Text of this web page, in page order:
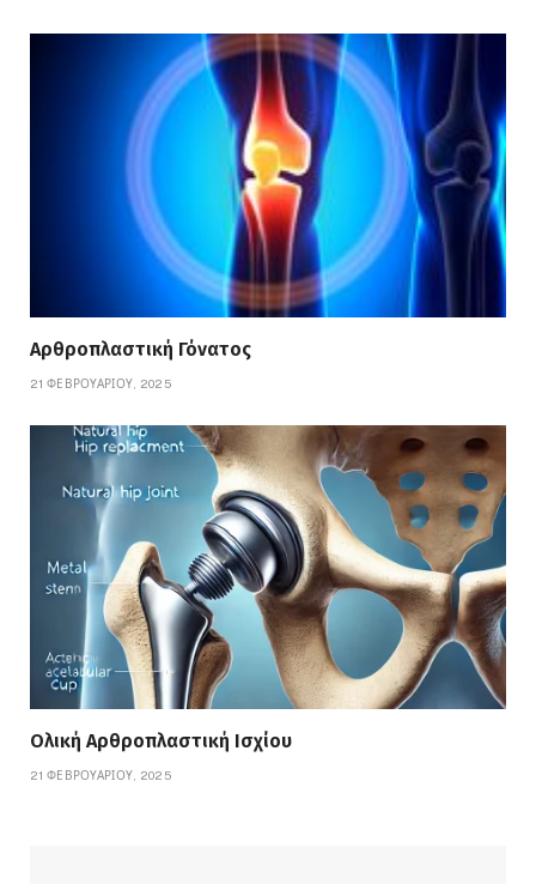
Αρθροπλαστική Γόνατος
21 ΦΕΒΡΟΥΑΡΊΟΥ, 2025
Ολική Αρθροπλαστική Ισχίου
21 ΦΕΒΡΟΥΑΡΊΟΥ, 2025